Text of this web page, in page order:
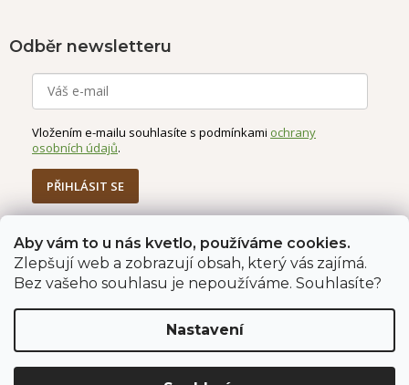
Aby vám to u nás kvetlo, používáme cookies.
Zlepšují web a zobrazují obsah, který vás zajímá.
Bez vašeho souhlasu je nepoužíváme. Souhlasíte?
Nastavení
Odběr newsletteru
Vložením e-mailu souhlasíte s podmínkami ochrany
osobních údajů.
PŘIHLÁSIT SE
Jahodárna Brozany Obchodní podmínky
Podmínky ochrany údajů
Vytvořil Shoptet Premium